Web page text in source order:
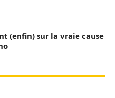
(enfin) sur la vraie cause